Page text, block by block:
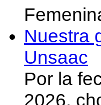
Nuestra
Unsaac
Por la
2026,